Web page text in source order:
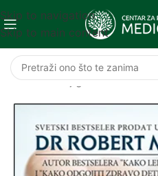
Skip to navigation
Skip to main content
Početna/Knjige